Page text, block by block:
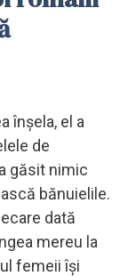
înșela, el a
de
găsit nimic
bănuielile.
dată
mereu la
femeii își